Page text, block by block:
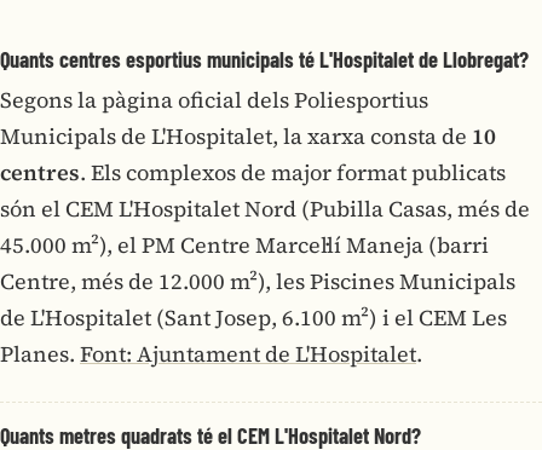
Quants centres esportius municipals té L'Hospitalet de Llobregat?
Segons la pàgina oficial dels Poliesportius
Municipals de L'Hospitalet, la xarxa consta de 10
centres. Els complexos de major format publicats
són el CEM L'Hospitalet Nord (Pubilla Casas, més de
45.000 m²), el PM Centre Marcel·lí Maneja (barri
Centre, més de 12.000 m²), les Piscines Municipals
de L'Hospitalet (Sant Josep, 6.100 m²) i el CEM Les
Planes. Font: Ajuntament de L'Hospitalet.
Quants metres quadrats té el CEM L'Hospitalet Nord?